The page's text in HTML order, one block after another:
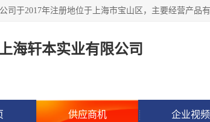
海轩本实业有限公司
供应商机 企业视频